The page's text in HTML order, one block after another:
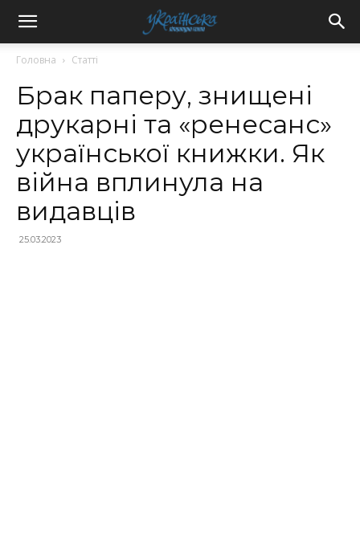
Головна Статті
Брак паперу, знищені
друкарні та «ренесанс»
української книжки. Як
війна вплинула на
видавців
25.03.2023